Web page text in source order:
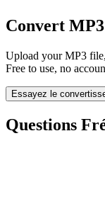
Convert
Upload your MP3
Free to use, no
Essayez le
Questions